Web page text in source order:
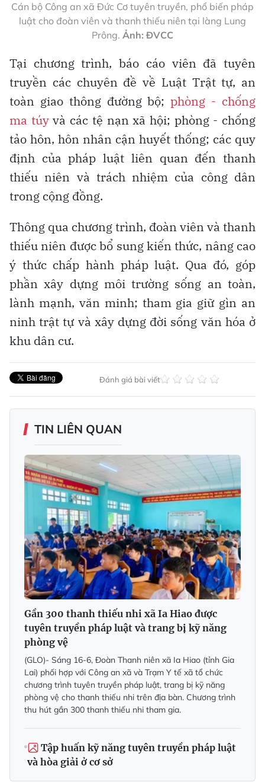
Cán bộ Công an xã Đức Cơ tuyên truyền, phổ biến pháp
luật cho đoàn viên và thanh thiếu niên tại làng Lung
Prông. Ảnh: ĐVCC
Tại chương trình, báo cáo viên đã tuyên
truyền các chuyên đề về Luật Trật tự, an
toàn giao thông đường bộ;phòng - chống
ma túyvà các tệ nạn xã hội; phòng - chống
tảo hôn, hôn nhân cận huyết thống; các quy
định của pháp luật liên quan đến thanh
thiếu niên và trách nhiệm của công dân
trong cộng đồng.
Thông qua chương trình, đoàn viên và thanh
thiếu niên được bổ sung kiến thức, nâng cao
ý thức chấp hành pháp luật. Qua đó, góp
phần xây dựng môi trường sống an toàn,
lành mạnh, văn minh; tham gia giữ gìn an
ninh trật tự và xây dựng đời sống văn hóa ở
khu dân cư.
Đánh giá bài viết
TIN LIÊN QUAN
Gần 300 thanh thiếu nhi xã Ia Hiao được
tuyên truyền pháp luật và trang bị kỹ năng
phòng vệ
(GLO)- Sáng 16-6, Đoàn Thanh niên xã Ia Hiao (tỉnh Gia
Lai) phối hợp với Công an xã và Trạm Y tế xã tổ chức
chương trình tuyên truyền pháp luật, trang bị kỹ năng
phòng vệ cho thanh thiếu nhi trên địa bàn. Chương trình
thu hút gần 300 thanh thiếu nhi tham gia.
Tập huấn kỹ năng tuyên truyền pháp luật
và hòa giải ở cơ sở